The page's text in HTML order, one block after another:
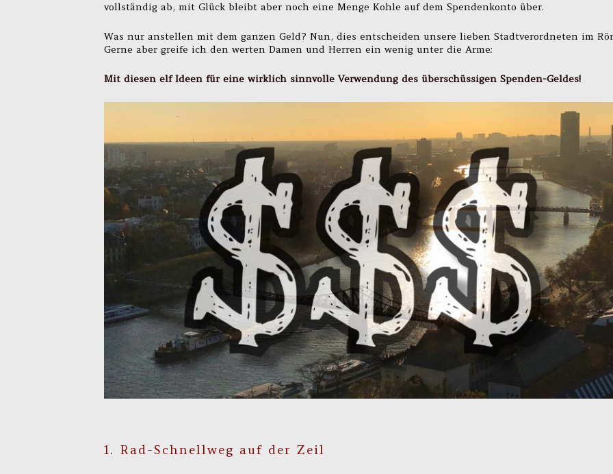
vollständig ab, mit Glück bleibt aber noch eine Menge Kohle auf dem Spendenkonto über.
Was nur anstellen mit dem ganzen Geld? Nun, dies entscheiden unsere lieben Stadtverordneten im
Gerne aber greife ich den werten Damen und Herren ein wenig unter die Arme:
Mit diesen elf Ideen für eine wirklich sinnvolle Verwendung des überschüssigen Spenden-Geldes!
1. Rad-Schnellweg auf der Zeil